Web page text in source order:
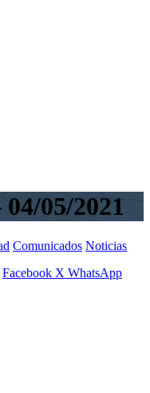
05/2021
Comunicados Noticias
Facebook X WhatsApp